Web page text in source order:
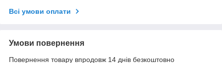
Всі умови оплати
Умови повернення
Повернення товару впродовж 14 днів безкоштовно